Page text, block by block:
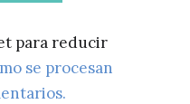
para reducir
se procesan